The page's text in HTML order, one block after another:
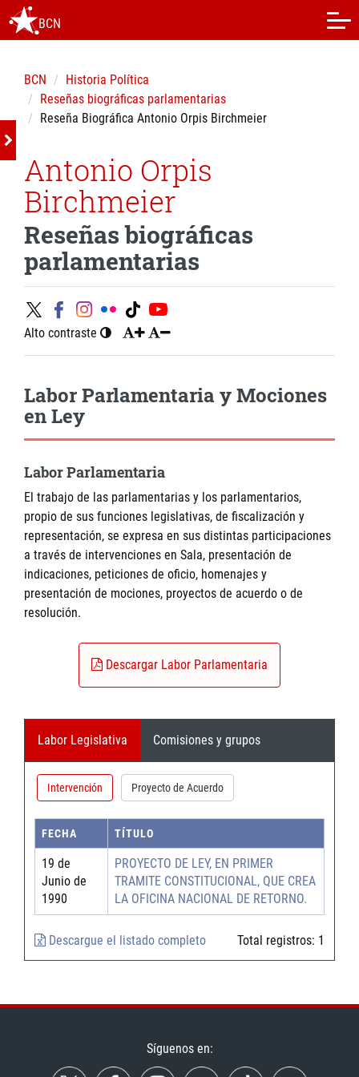
BCN
BCN
Historia Política
Reseñas biográficas parlamentarias
Reseña Biográfica Antonio Orpis Birchmeier
Antonio Orpis
Birchmeier
Reseñas biográficas
parlamentarias
Alto contraste
Labor Parlamentaria y Mociones
en Ley
Labor Parlamentaria
El trabajo de las parlamentarias y los parlamentarios,
propio de sus funciones legislativas, de fiscalización y
representación, se expresa en sus distintas participaciones
a través de intervenciones en Sala, presentación de
indicaciones, peticiones de oficio, homenajes y
presentación de mociones, proyectos de acuerdo o de
resolución.
Descargar Labor Parlamentaria
Labor Legislativa Comisiones y grupos
Intervención Proyecto de Acuerdo
FECHA TÍTULO
19 de
Junio de
1990
PROYECTO DE LEY, EN PRIMER
TRAMITE CONSTITUCIONAL, QUE CREA
LA OFICINA NACIONAL DE RETORNO.
Descargue el listado completo Total registros: 1
Síguenos en: